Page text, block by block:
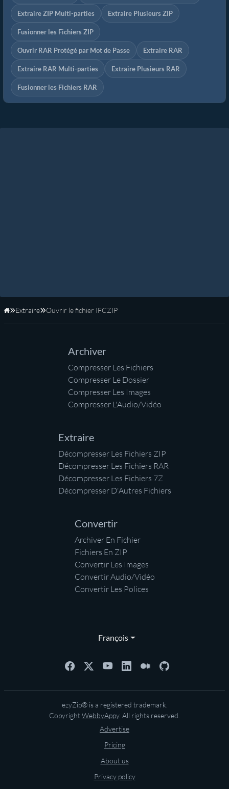
Extraire ZIP Multi-parties Extraire Plusieurs ZIP
Fusionner les Fichiers ZIP
Ouvrir RAR Protégé par Mot de Passe Extraire RAR
Extraire RAR Multi-parties Extraire Plusieurs RAR
Fusionner les Fichiers RAR
Accueil
Extraire Ouvrir le fichier IFCZIP
Archiver
Compresser Les Fichiers
Compresser Le Dossier
Compresser Les Images
Compresser L'Audio/Vidéo
Extraire
Décompresser Les Fichiers ZIP
Décompresser Les Fichiers RAR
Décompresser Les Fichiers 7Z
Décompresser D'Autres Fichiers
Convertir
Archiver En Fichier
Fichiers En ZIP
Convertir Les Images
Convertir Audio/Vidéo
Convertir Les Polices
François
ezyZip® is a registered trademark.
CopyrightWebbyAppy. All rights reserved.
Advertise
Pricing
About us
Privacy policy